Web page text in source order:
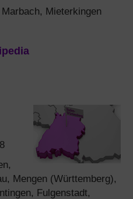
Mieterkingen
Mengen (Württemberg),
Fulgenstadt,